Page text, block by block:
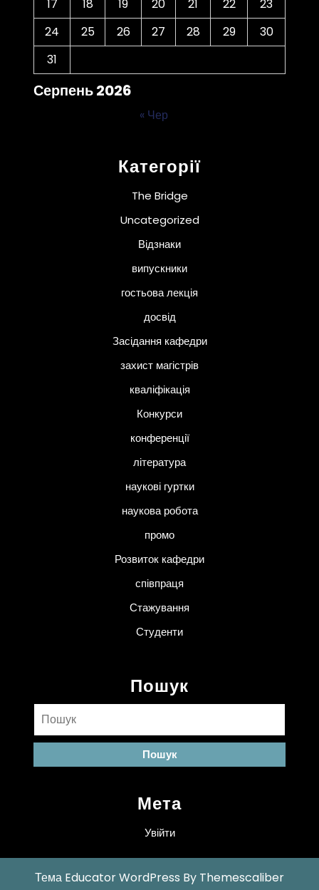
Серпень 2026
17
18 19 20 21 22
23
24
25 26 27 28 29
30
31
« Чер
Категорії
The Bridge
Uncategorized
Відзнаки
випускники
гостьова лекція
досвід
Засідання кафедри
захист магістрів
кваліфікація
Конкурси
конференції
література
наукові гуртки
наукова робота
промо
Розвиток кафедри
співпраця
Стажування
Студенти
Пошук
Пошук:
Мета
Увійти
Тема Educator WordPress By Themescaliber